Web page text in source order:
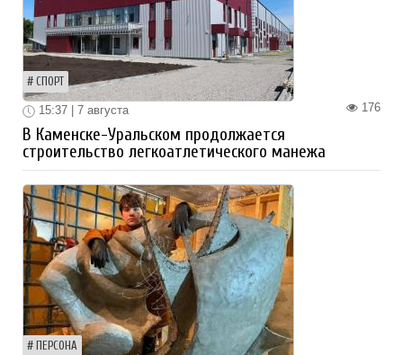
СПОРТ
176
15:37 | 7 августа
В Каменске-Уральском продолжается
строительство легкоатлетического манежа
ПЕРСОНА